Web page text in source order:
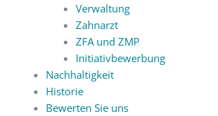
Verwaltung
Zahnarzt
ZFA und ZMP
Initiativbewerbung
Nachhaltigkeit
Historie
Bewerten Sie uns